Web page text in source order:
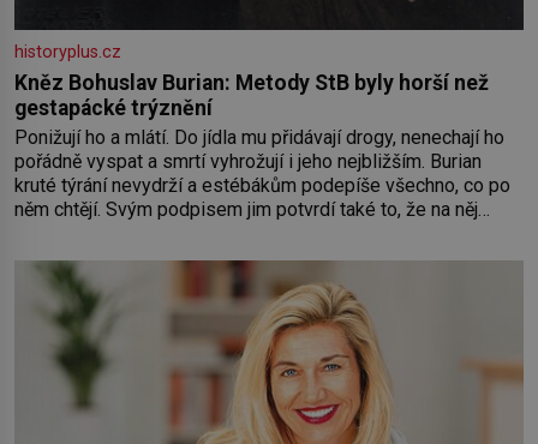
historyplus.cz
Kněz Bohuslav Burian: Metody StB byly horší než
gestapácké trýznění
Ponižují ho a mlátí. Do jídla mu přidávají drogy, nenechají ho
pořádně vyspat a smrtí vyhrožují i jeho nejbližším. Burian
kruté týrání nevydrží a estébákům podepíše všechno, co po
něm chtějí. Svým podpisem jim potvrdí také to, že na něj
Syn brněnského řezníka chce být knězem a